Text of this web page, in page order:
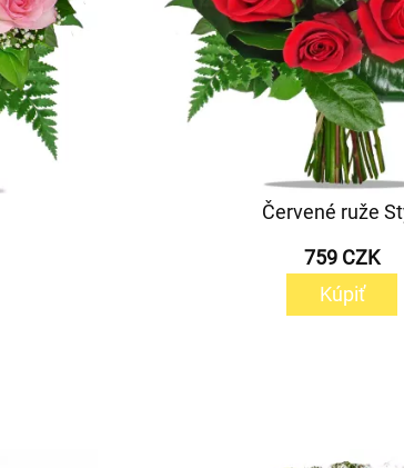
Červené ruže
759 CZK
Kúpiť